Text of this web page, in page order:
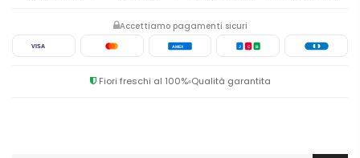
Accettiamo pagamenti sicuri
VISA AMEX J C B
Fiori freschi al 100% Qualità garantita